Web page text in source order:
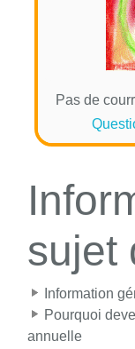
Pas de
sujet
Information
Pourquoi
annuelle